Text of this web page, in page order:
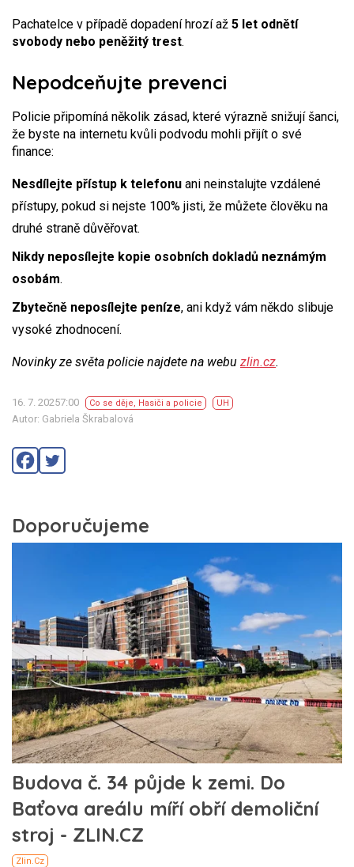
Pachatelce v případě dopadení hrozí až 5 let odnětí
svobody nebo peněžitý trest.
Nepodceňujte prevenci
Policie připomíná několik zásad, které výrazně snižují šanci,
že byste na internetu kvůli podvodu mohli přijít o své
finance:
Nesdílejte přístup k telefonu ani neinstalujte vzdálené
přístupy, pokud si nejste 100% jisti, že můžete člověku na
druhé straně důvěřovat.
Nikdy neposílejte kopie osobních dokladů neznámým
osobám.
Zbytečně neposílejte peníze, ani když vám někdo slibuje
vysoké zhodnocení.
Novinky ze světa policie najdete na webu zlin.cz.
16. 7. 20257:00 Co se děje, Hasiči a policie UH
Autor: Gabriela Škrabalová